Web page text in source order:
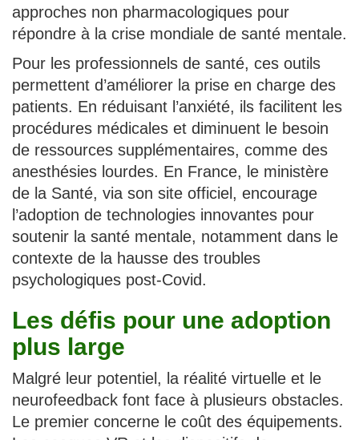
approches non pharmacologiques pour
répondre à la crise mondiale de santé mentale.
Pour les professionnels de santé, ces outils
permettent d’améliorer la prise en charge des
patients. En réduisant l’anxiété, ils facilitent les
procédures médicales et diminuent le besoin
de ressources supplémentaires, comme des
anesthésies lourdes. En France, le ministère
de la Santé, via son site officiel, encourage
l’adoption de technologies innovantes pour
soutenir la santé mentale, notamment dans le
contexte de la hausse des troubles
psychologiques post-Covid.
Les défis pour une adoption
plus large
Malgré leur potentiel, la réalité virtuelle et le
neurofeedback font face à plusieurs obstacles.
Le premier concerne le coût des équipements.